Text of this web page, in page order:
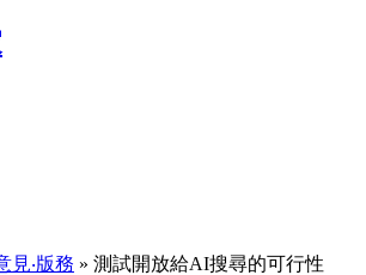
見‧版務 » 測試開放給AI搜尋的可行性